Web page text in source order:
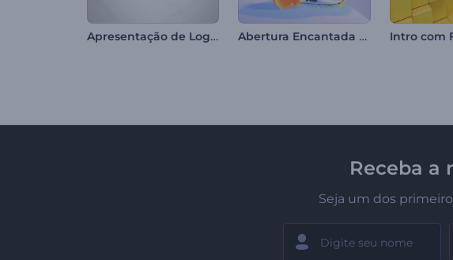
Apresentação de Logo - Esboço de Hexágonos Abertura Encantada de Natal
Receba a
Seja um dos